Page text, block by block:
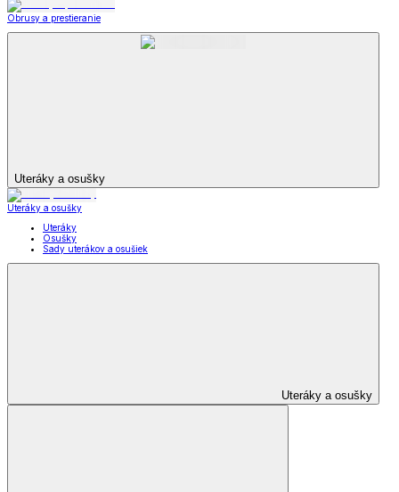
Obrusy a prestieranie
Uteráky a osušky
Uteráky a osušky
Uteráky
Osušky
Sady uterákov a osušiek
Uteráky a osušky